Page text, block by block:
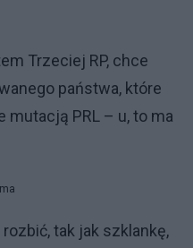
Trzeciej RP, chce
państwa, które
PRL – u, to ma
tak jak szklankę,